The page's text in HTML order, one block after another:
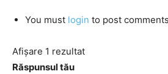
You must login to post comments
Afișare 1 rezultat
Răspunsul tău